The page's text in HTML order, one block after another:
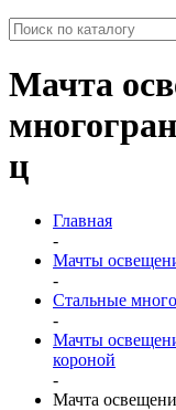
Мачта
ц
Главная
-
Мачты
-
Стальные
-
Мачты
короной
-
Мачта